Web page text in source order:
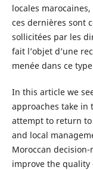
locales
ces dernières sont
sollicitées par les
fait l’objet d’une
menée dans ce
In this article we
approaches take in
attempt to return
and local
Moroccan
improve the quality